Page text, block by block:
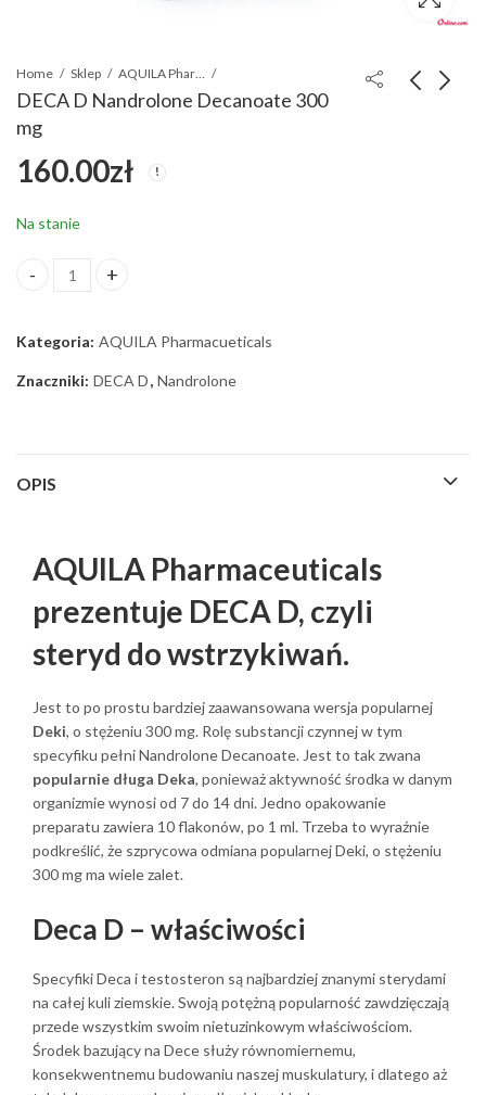
Home Sklep AQUILA Pharmacueticals
DECA D Nandrolone Decanoate 300
mg
160.00zł
Na stanie
DECA D Nandrolone Decanoate 300 mg ilość
Kategoria: AQUILA Pharmacueticals
Znaczniki: DECA D, Nandrolone
OPIS
AQUILA Pharmaceuticals
prezentuje DECA D, czyli
steryd do wstrzykiwań.
Jest to po prostu bardziej zaawansowana wersja popularnej
Deki, o stężeniu 300 mg. Rolę substancji czynnej w tym
specyfiku pełni Nandrolone Decanoate. Jest to tak zwana
popularnie długa Deka, ponieważ aktywność środka w danym
organizmie wynosi od 7 do 14 dni. Jedno opakowanie
preparatu zawiera 10 flakonów, po 1 ml. Trzeba to wyraźnie
podkreślić, że szprycowa odmiana popularnej Deki, o stężeniu
300 mg ma wiele zalet.
Deca D – właściwości
Specyfiki Deca i testosteron są najbardziej znanymi sterydami
na całej kuli ziemskie. Swoją potężną popularność zawdzięczają
przede wszystkim swoim nietuzinkowym właściwościom.
Środek bazujący na Dece służy równomiernemu,
konsekwentnemu budowaniu naszej muskulatury, i dlatego aż